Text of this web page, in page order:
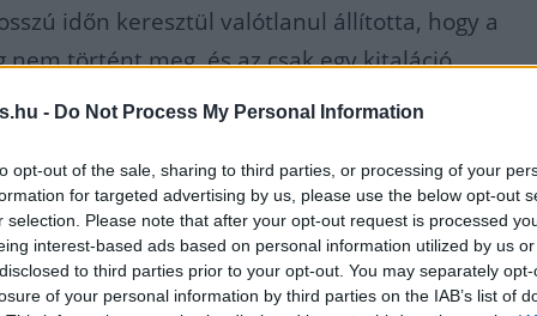
- Do Not Process My Personal Information
opt-out of the sale, sharing to third parties, or processing of your
for targeted advertising by us, please use the below opt-out
selection. Please note that after your opt-out request is processed
interest-based ads based on personal information utilized by us
to third parties prior to your opt-out. You may separately
of your personal information by third parties on the IAB’s list of
időn keresztül valótlanul állította, hogy a
nem történt meg, és az csak egy kitaláció.
elméletekkel előszeretettel foglalkozó Alex Jones
azt a botrányos interjúját Kanye West, melyben
végig egy fekete maszkkal takarta az énekes a